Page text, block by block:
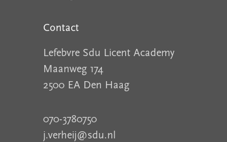
Contact
Lefebvre Sdu Licent Academy
Maanweg 174
2500 EA Den Haag
070-3780750
j.verheij@sdu.nl